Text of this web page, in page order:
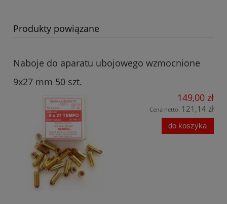
Produkty powiązane
Naboje do aparatu ubojowego wzmocnione
9x27 mm 50 szt.
149,00 zł
Cena netto: 121,14 zł
do koszyka